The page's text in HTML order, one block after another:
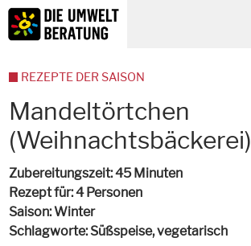
Inhalt
Suche
Mandeltörtchen
(Weihnachtsbäckerei)
Zubereitungszeit 45 Minuten
Rezept für 4 Personen
Saison Winter
Schlagworte Süßspeise,vegetarisch
REZEPTE DER SAISON